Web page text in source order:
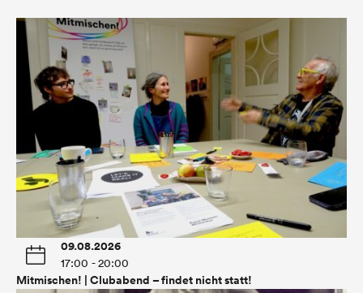
09.08.2026
17:00 - 20:00
Mitmischen! | Clubabend – findet nicht statt!